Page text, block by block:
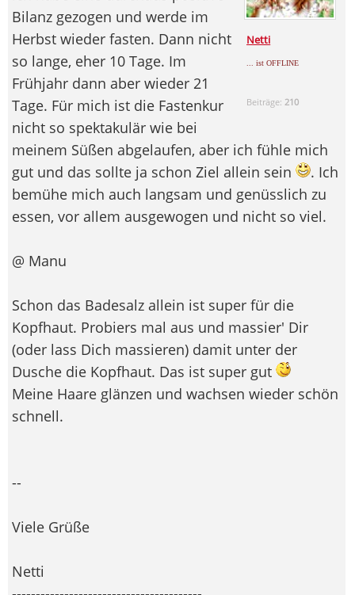
Netti
... ist OFFLINE
Beiträge: 210
Bilanz gezogen und werde im
Herbst wieder fasten. Dann nicht
so lange, eher 10 Tage. Im
Frühjahr dann aber wieder 21
Tage. Für mich ist die Fastenkur
nicht so spektakulär wie bei
meinem Süßen abgelaufen, aber ich fühle mich
gut und das sollte ja schon Ziel allein sein
. Ich
bemühe mich auch langsam und genüsslich zu
essen, vor allem ausgewogen und nicht so viel.
@ Manu
Schon das Badesalz allein ist super für die
Kopfhaut. Probiers mal aus und massier' Dir
(oder lass Dich massieren) damit unter der
Dusche die Kopfhaut. Das ist super gut
Meine Haare glänzen und wachsen wieder schön
schnell.
--
Viele Grüße
Netti